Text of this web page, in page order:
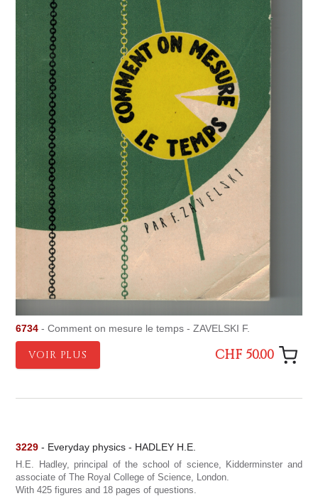
6734 - Comment on mesure le temps - ZAVELSKI F.
VOIR PLUS CHF 50.00
3229 - Everyday physics - HADLEY H.E.
H.E. Hadley, principal of the school of science, Kidderminster and
associate of The Royal College of Science, London.
With 425 figures and 18 pages of questions.